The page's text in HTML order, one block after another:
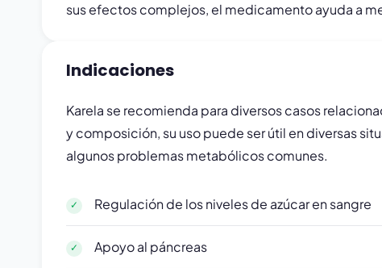
sus efectos complejos, el medicamento ayuda a
Indicaciones
Karela se recomienda para diversos casos
y composición, su uso puede ser útil en diversas
algunos problemas metabólicos comunes.
Regulación de los niveles de azúcar en sangre
Apoyo al páncreas